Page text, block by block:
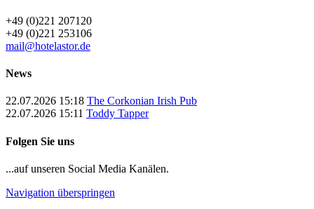
+49 (0)221 207120
+49 (0)221 253106
mail@hotelastor.de
News
22.07.2026 15:18 The Corkonian Irish Pub
22.07.2026 15:11 Toddy Tapper
Folgen Sie uns
...auf unseren Social Media Kanälen.
Navigation überspringen